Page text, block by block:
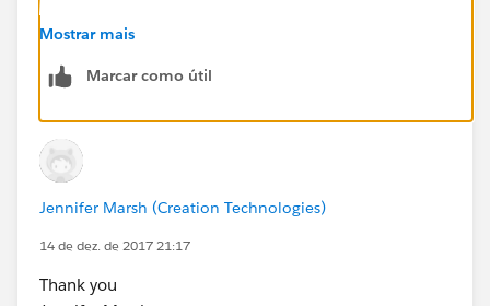
Then create a
Use the "I
page to pull in API/developer name(with the
Mostrar mais
Marcar como útil
Jennifer Marsh (Creation Technologies)
14 de dez. de 2017 21:17
Thank you